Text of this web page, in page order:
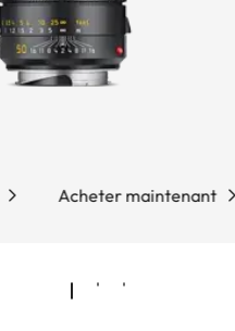
Acheter maintenant